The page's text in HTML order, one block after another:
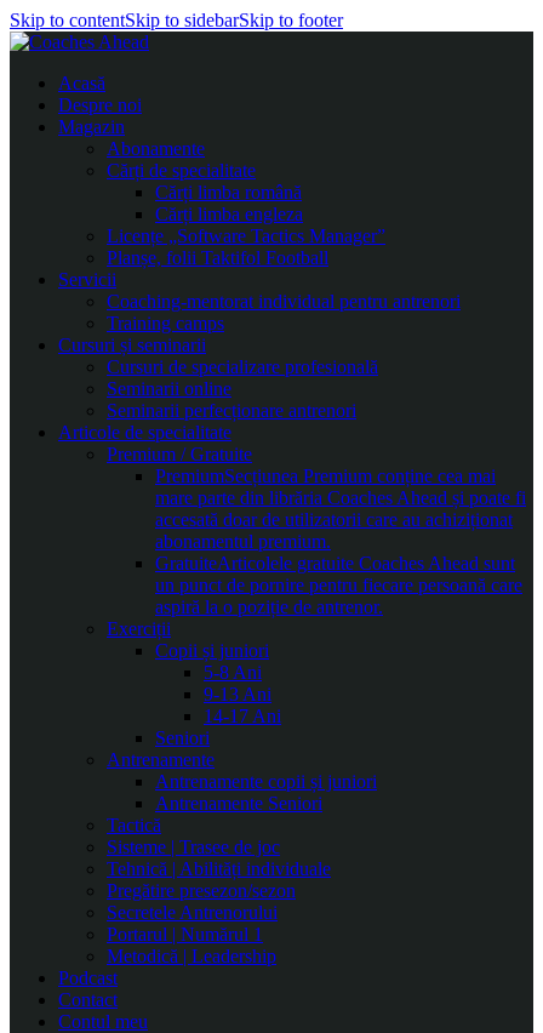
Skip to contentSkip to sidebarSkip to footer
Acasă
Despre noi
Magazin
Abonamente
Cărți de specialitate
Cărți limba română
Cărți limba engleza
Licențe „Software Tactics Manager”
Planșe, folii Taktifol Football
Servicii
Coaching-mentorat individual pentru antrenori
Training camps
Cursuri și seminarii
Cursuri de specializare profesională
Seminarii online
Seminarii perfecționare antrenori
Articole de specialitate
Premium / Gratuite
PremiumSecțiunea Premium conține cea mai
mare parte din librăria Coaches Ahead și poate fi
accesată doar de utilizatorii care au achiziționat
abonamentul premium.
GratuiteArticolele gratuite Coaches Ahead sunt
un punct de pornire pentru fiecare persoană care
aspiră la o poziție de antrenor.
Exerciții
Copii și juniori
5-8 Ani
9-13 Ani
14-17 Ani
Seniori
Antrenamente
Antrenamente copii și juniori
Antrenamente Seniori
Tactică
Sisteme | Trasee de joc
Tehnică | Abilități individuale
Pregătire presezon/sezon
Secretele Antrenorului
Portarul | Numărul 1
Metodică | Leadership
Podcast
Contact
Contul meu